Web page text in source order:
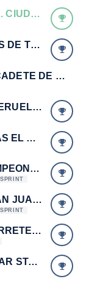
ACUATLÓN INFANTIL JJ.EE. CIUDAD DE TERUEL
II ACUATLÓN POR RELEVOS DE TERUEL
II ACUATLÓN POPULAR Y CADETE DE TERUEL
II ACUATLÓN CIUDAD DE TERUEL. DESAFIO H2O. CAMPEONATO DE ARAGÓN DE ACUATLÓN 2015.
TRAVESÍA AGUAS ABIERTAS EL ARQUILLO. DESAFIO H2O.
V MONEGROSMAN LD. CAMPEONATO DE ARAGÓN DE TRIATLÓN LD 2015.
IV TRIATLÓN SPRINT DE SAN JUAN DE FLUMEN
[JJ.EE.] II TRIATLÓN DE CARRETERA ESCOLAR DE CALATAYUD
[JJ.EE.] ACUATLÓN ESCOLAR STADIUM VENECIA. CAMPEONATO DE ARAGÓN ESCOLAR DE ACUATLÓN.